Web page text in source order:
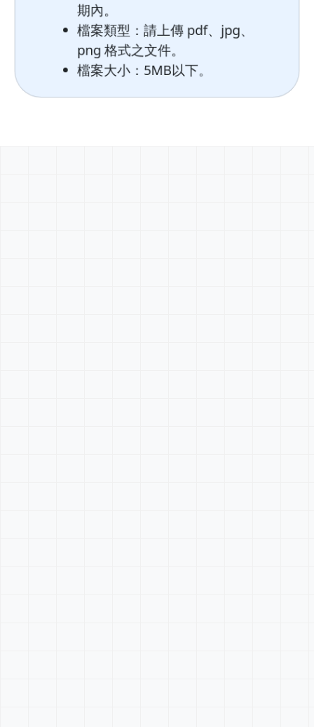
期內。
檔案類型：請上傳 pdf、jpg、
png 格式之文件。
檔案大小：5MB以下。